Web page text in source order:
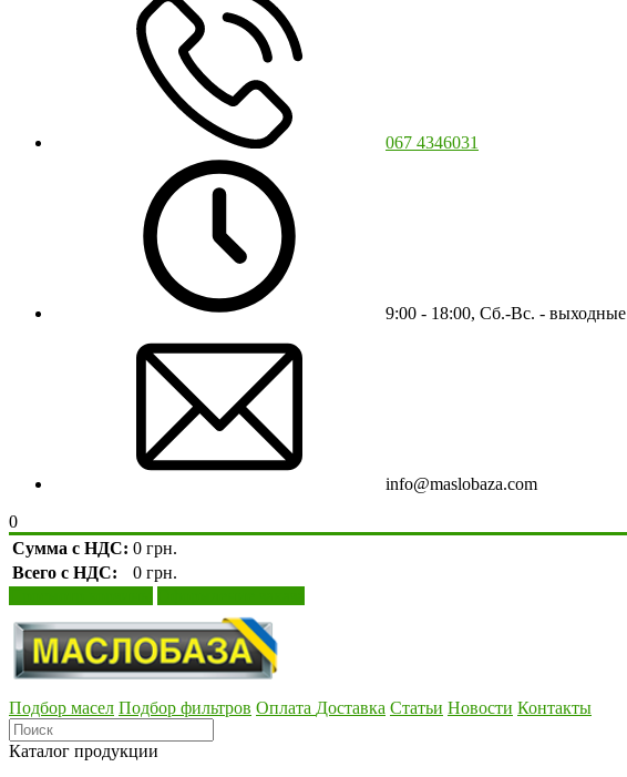
067 4346031
9:00 - 18:00, Сб.-Вс. - выходные
info@maslobaza.com
0
Сумма с НДС: 0 грн.
Всего с НДС:
0 грн.
Подбор масел Подбор фильтров Оплата Доставка Статьи Новости Контакты
Каталог продукции